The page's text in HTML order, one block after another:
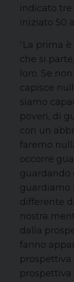
indicato tre
iniziato 50
“La prima
che si
loro. Se
capisce
siamo
poveri, di
con un
faremo
occorre
guardando
guardiamo
differente
nostra
dalla
fanno
prospettiva
prospettiva